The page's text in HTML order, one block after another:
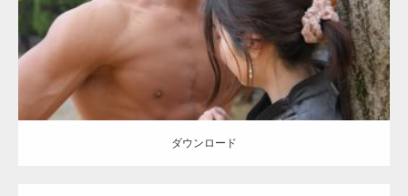
ダウンロード
【YouTube】マッチョフリー素材メンバーが
ギネス世界記録…